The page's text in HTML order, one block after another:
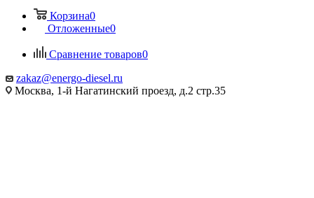
Корзина0
Отложенные0
Сравнение товаров0
zakaz@energo-diesel.ru
Москва, 1-й Нагатинский проезд, д.2 стр.35